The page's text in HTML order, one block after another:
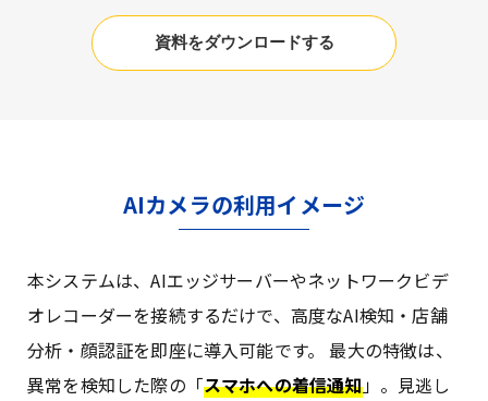
資料をダウンロードする
AIカメラの利用イメージ
本システムは、AIエッジサーバーやネットワークビデ
オレコーダーを接続するだけで、高度なAI検知・店舗
分析・顔認証を即座に導入可能です。 最大の特徴は、
異常を検知した際の「スマホへの着信通知」。見逃し